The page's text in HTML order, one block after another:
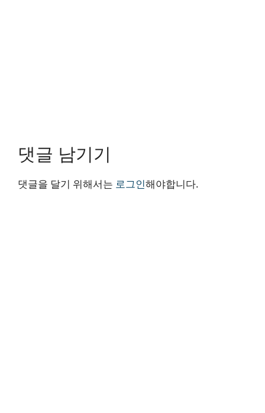
댓글 남기기
댓글을 달기 위해서는 로그인해야합니다.